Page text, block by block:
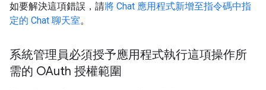
如要解決這項錯誤，請將 Chat 應用程式新增至指令碼中指
定的 Chat 聊天室。
系統管理員必須授予應用程式執行這項操作所
需的 OAuth 授權範圍